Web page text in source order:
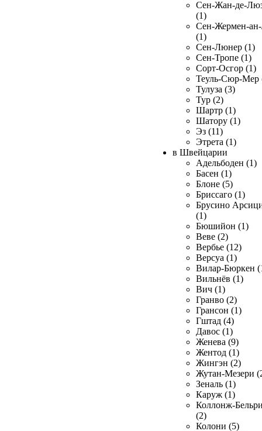
Сен-Жан-де-
(1)
Сен-Жермен-
(1)
Сен-Люнер (1)
Сен-Тропе (1)
Сорт-Осгор (1)
Теуль-Сюр-Мер
Тулуза (3)
Тур (2)
Шартр (1)
Шатору (1)
Эз (11)
Этрета (1)
в Швейцарии
Адельбоден (1)
Басен (1)
Блоне (5)
Бриссаго (1)
Брусино
(1)
Бюшийон (1)
Веве (2)
Вербье (12)
Версуа (1)
Вилар-Бюркен
Вильнёв (1)
Вич (1)
Гранво (2)
Грансон (1)
Гштад (4)
Давос (1)
Женева (9)
Жентод (1)
Жингэн (2)
Жутан-Мезери
Зеналь (1)
Каруж (1)
Коллонж-
(2)
Колони (5)